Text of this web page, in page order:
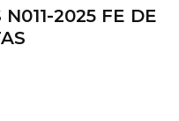
2025 FE DE